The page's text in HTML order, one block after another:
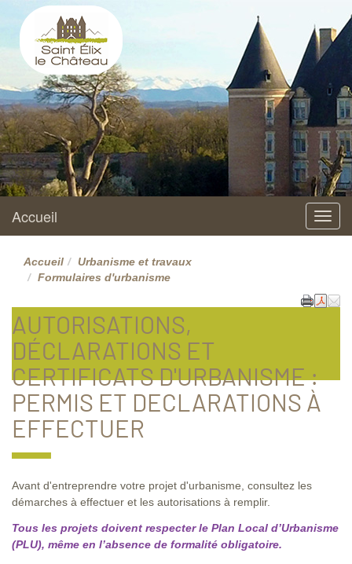
Saint Elix le Château
Site officiel
Menu
Accueil
Accueil
Urbanisme et travaux
Formulaires d'urbanisme
AUTORISATIONS,
DÉCLARATIONS ET
CERTIFICATS D'URBANISME :
PERMIS ET DECLARATIONS À
EFFECTUER
Avant d'entreprendre votre projet d'urbanisme, consultez les
démarches à effectuer et les autorisations à remplir.
Tous les projets doivent respecter le Plan Local d’Urbanisme
(PLU), même en l’absence de formalité obligatoire.